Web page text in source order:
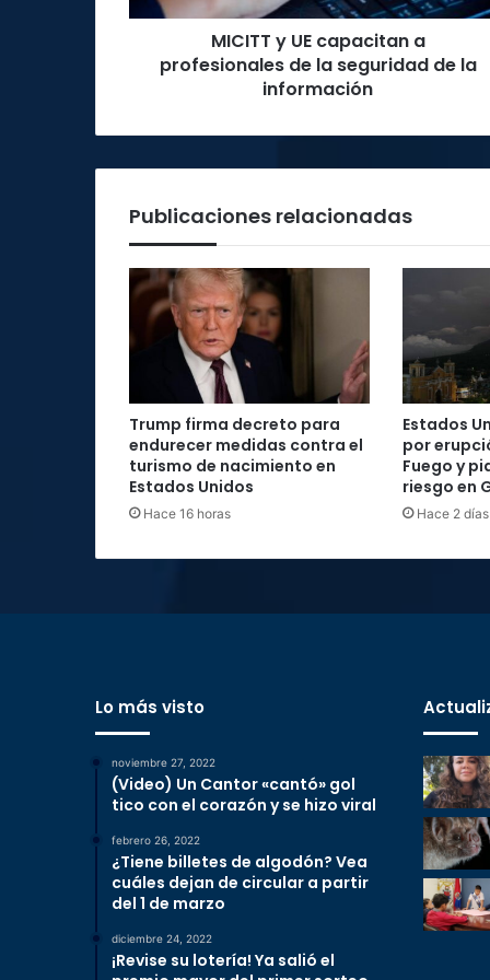
seguridad
MICITT y UE capacitan a
profesionales de la seguridad de la
información
Publicaciones relacionadas
Trump firma decreto para
endurecer medidas contra el
turismo de nacimiento en
Estados Unidos
Hace 16 horas
Estados
por
Fuego y
riesgo en
Hace 2 días
Lo más visto
noviembre 27, 2022
(Video) Un Cantor «cantó» gol
tico con el corazón y se hizo viral
febrero 26, 2022
¿Tiene billetes de algodón? Vea
cuáles dejan de circular a partir
del 1 de marzo
diciembre 24, 2022
¡Revise su lotería! Ya salió el